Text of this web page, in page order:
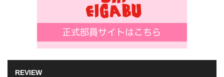
REVIEW